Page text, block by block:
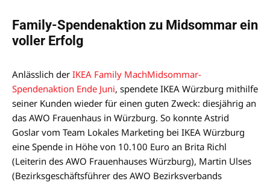
Family-Spendenaktion zu Midsommar ein
voller Erfolg
Anlässlich der IKEA Family MachMidsommar-
Spendenaktion Ende Juni, spendete IKEA Würzburg mithilfe
seiner Kunden wieder für einen guten Zweck: diesjährig an
das AWO Frauenhaus in Würzburg. So konnte Astrid
Goslar vom Team Lokales Marketing bei IKEA Würzburg
eine Spende in Höhe von 10.100 Euro an Brita Richl
(Leiterin des AWO Frauenhauses Würzburg), Martin Ulses
(Bezirksgeschäftsführer des AWO Bezirksverbands